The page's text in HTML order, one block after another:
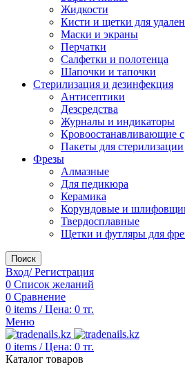
Жидкости
Кисти и щетки для
Маски и экраны
Перчатки
Салфетки и полотенца
Шапочки и тапочки
Стерилизация и дезинфекция
Антисептики
Дезсредства
Журналы и индикаторы
Кровоостанавливающие
Пакеты для стерилизации
Фрезы
Алмазные
Для педикюра
Керамика
Корундовые и
Твердосплавные
Щетки и футляры для
Поиск
Вход/ Регистрация
0 Список желаний
0 Сравнение
0 items / Цена: 0 тг.
Меню
0 items / Цена: 0 тг.
Каталог товаров